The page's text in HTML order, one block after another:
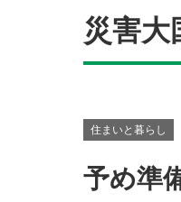
災害大
住まいと暮らし
予め準